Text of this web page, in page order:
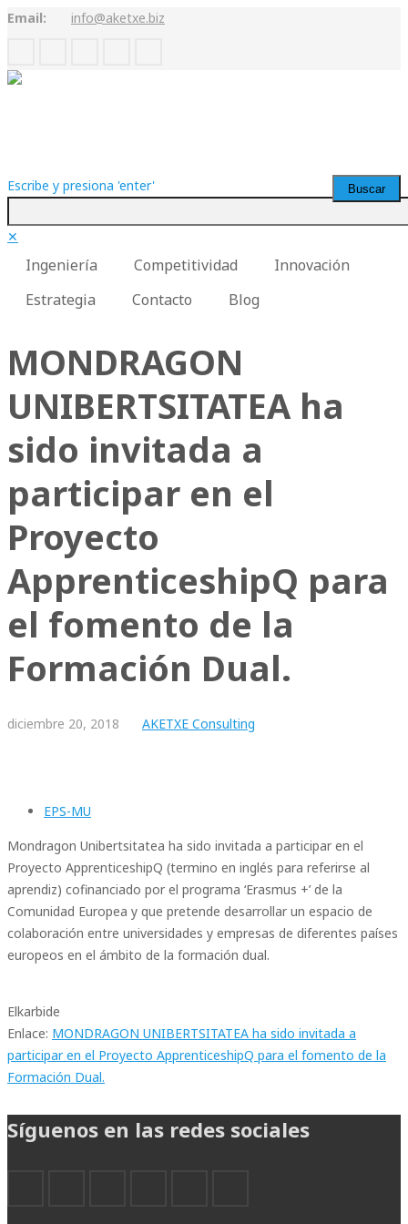
Email: info@aketxe.biz
Escribe y presiona 'enter'
✕
Ingeniería Competitividad
Innovación
Estrategia
Contacto Blog
MONDRAGON
UNIBERTSITATEA ha
sido invitada a
participar en el
Proyecto
ApprenticeshipQ para
el fomento de la
Formación Dual.
diciembre 20, 2018 AKETXE Consulting
EPS-MU
Mondragon Unibertsitatea ha sido invitada a participar en el
Proyecto ApprenticeshipQ (termino en inglés para referirse al
aprendiz) cofinanciado por el programa ‘Erasmus +’ de la
Comunidad Europea y que pretende desarrollar un espacio de
colaboración entre universidades y empresas de diferentes países
europeos en el ámbito de la formación dual.
Elkarbide
Enlace: MONDRAGON UNIBERTSITATEA ha sido invitada a
participar en el Proyecto ApprenticeshipQ para el fomento de la
Formación Dual.
Síguenos en las redes sociales